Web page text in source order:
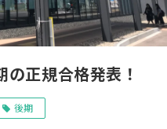
正規合格発表！
後期